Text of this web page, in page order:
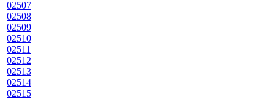
02507
02508
02509
02510
02511
02512
02513
02514
02515